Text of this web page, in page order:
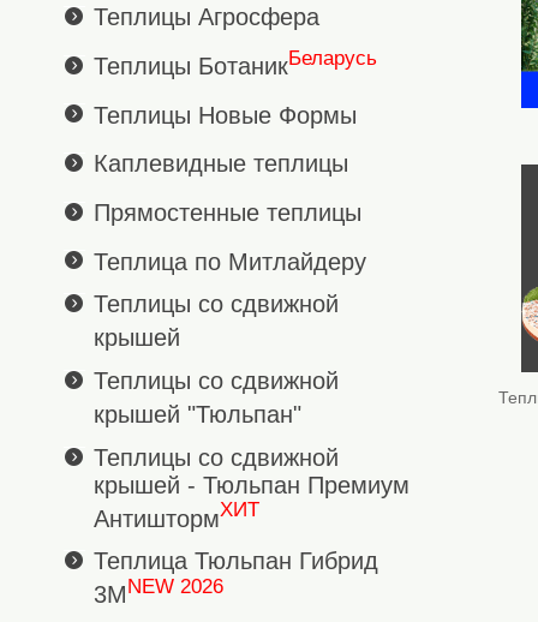
Теплицы Агросфера
Теплицы БотаникБеларусь
Теплицы Новые Формы
Каплевидные теплицы
Прямостенные теплицы
Теплица по Митлайдеру
Теплицы со сдвижной
крышей
Теплицы со сдвижной
крышей "Тюльпан"
Теплицы со сдвижной
крышей - Тюльпан Премиум
АнтиштормХИТ
Теплица Тюльпан Гибрид
3М NEW 2026